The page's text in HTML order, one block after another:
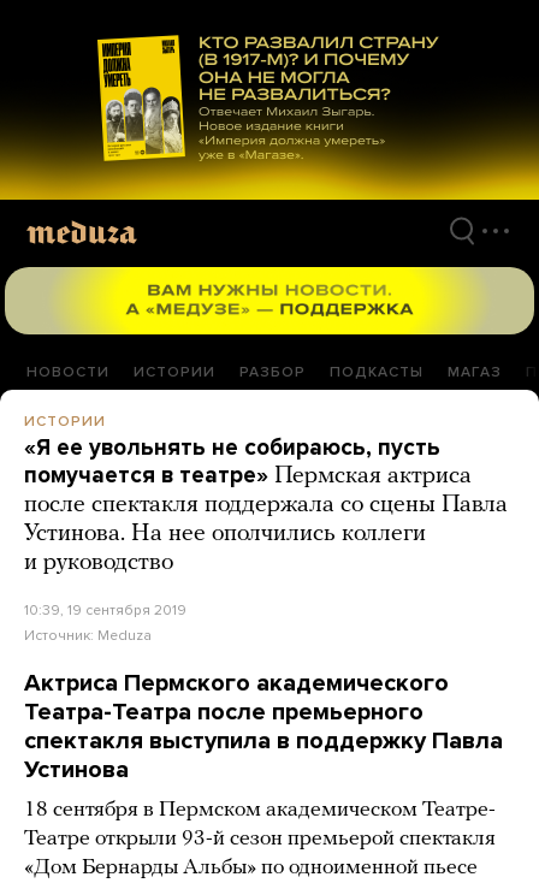
материалам
НОВОСТИ ИСТОРИИ РАЗБОР ПОДКАСТЫ МАГАЗ
ИСТОРИИ
«Я ее увольнять не собираюсь, пусть
помучается в театре» Пермская актриса
после спектакля поддержала со сцены Павла
Устинова. На нее ополчились коллеги
и руководство
10:39, 19 сентября 2019
Источник: Meduza
Актриса Пермского академического
Театра-Театра после премьерного
спектакля выступила в поддержку Павла
Устинова
18 сентября в Пермском академическом Театре-
Театре открыли 93-й сезон премьерой спектакля
«Дом Бернарды Альбы» по одноименной пьесе